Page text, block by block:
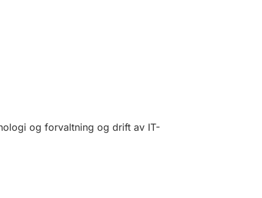
og forvaltning og drift av IT-